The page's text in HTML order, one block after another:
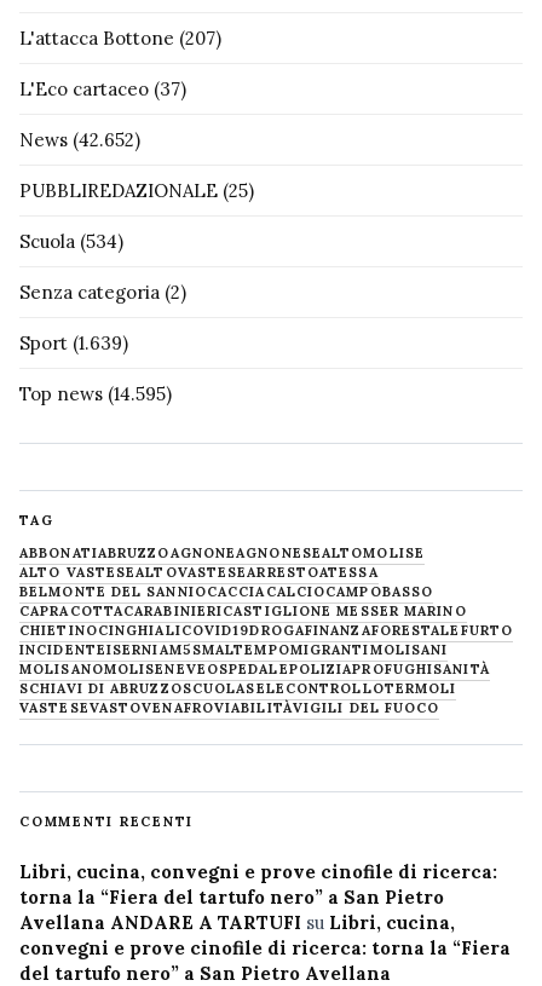
L'attacca Bottone (207)
L'Eco cartaceo (37)
News (42.652)
PUBBLIREDAZIONALE (25)
Scuola (534)
Senza categoria (2)
Sport (1.639)
Top news (14.595)
TAG
ABBONATIABRUZZOAGNONEAGNONESEALTOMOLISE
ALTO VASTESEALTOVASTESEARRESTOATESSA
BELMONTE DEL SANNIOCACCIA CALCIOCAMPOBASSO
CAPRACOTTACARABINIERICASTIGLIONE MESSER MARINO
CHIETINOCINGHIALICOVID19DROGAFINANZAFORESTALE FURTO
INCIDENTEISERNIAM5SMALTEMPOMIGRANTIMOLISANI
MOLISANOMOLISENEVE OSPEDALEPOLIZIAPROFUGHISANITÀ
SCHIAVI DI ABRUZZOSCUOLASELECONTROLLOTERMOLI
VASTESEVASTOVENAFROVIABILITÀVIGILI DEL FUOCO
COMMENTI RECENTI
Libri, cucina, convegni e prove cinofile di ricerca:
torna la “Fiera del tartufo nero” a San Pietro
Avellana ANDARE A TARTUFI su Libri, cucina,
convegni e prove cinofile di ricerca: torna la “Fiera
del tartufo nero” a San Pietro Avellana